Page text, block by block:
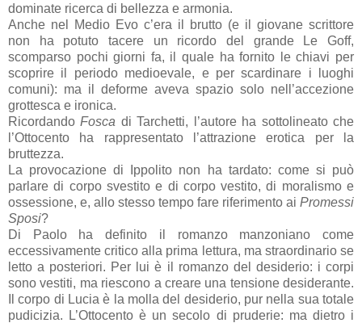
dominate ricerca di bellezza e armonia.
Anche nel Medio Evo c’era il brutto (e il giovane scrittore
non ha potuto tacere un ricordo del grande Le Goff,
scomparso pochi giorni fa, il quale ha fornito le chiavi per
scoprire il periodo medioevale, e per scardinare i luoghi
comuni): ma il deforme aveva spazio solo nell’accezione
grottesca e ironica.
RicordandoFosca di Tarchetti, l’autore ha sottolineato che
l’Ottocento ha rappresentato l’attrazione erotica per la
bruttezza.
La provocazione di Ippolito non ha tardato: come si può
parlare di corpo svestito e di corpo vestito, di moralismo e
ossessione, e, allo stesso tempo fare riferimento ai Promessi
Sposi?
Di Paolo ha definito il romanzo manzoniano come
eccessivamente critico alla prima lettura, ma straordinario se
letto a posteriori. Per lui è il romanzo del desiderio: i corpi
sono vestiti, ma riescono a creare una tensione desiderante.
Il corpo di Lucia è la molla del desiderio, pur nella sua totale
pudicizia. L’Ottocento è un secolo di pruderie: ma dietro i